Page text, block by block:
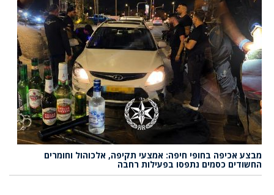
מבצע אכיפה בחופי חיפה: אמצעי תקיפה, אלכוהול וחומרים
החשודים כסמים נתפסו בפעילות רחבה